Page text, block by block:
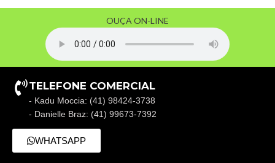
OUÇA ON-LINE
TELEFONE COMERCIAL
- Kadu Moccia: (41) 98424-3738
- Danielle Braz: (41) 99673-7392
WHATSAPP